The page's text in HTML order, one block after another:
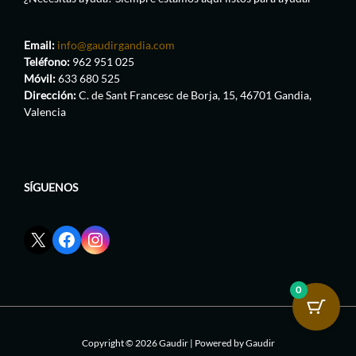
Email: info@gaudirgandia.com
Teléfono: 962 951 025
Móvil:633 680 525
Dirección:C. de Sant Francesc de Borja, 15, 46701 Gandia,
Valencia
SÍGUENOS
Enlace
red
Enlace
de
Enlace
Copyright © 2026 Gaudir | Powered by Gaudir
0